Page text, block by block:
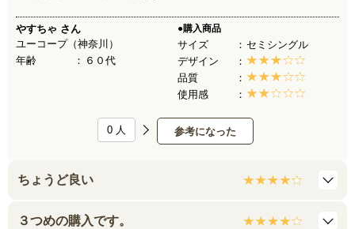
やすちゃ さん
ユーコープ（神奈川）
年齢
６０代
●購入商品
サイズ
セミシングル
デザイン
品質
使用感
参考になった
0 人
ちょうど良い
３つめの購入です。